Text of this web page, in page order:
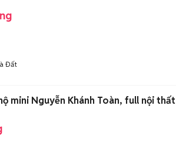
Đất
mini Nguyễn Khánh Toàn, full nội thất